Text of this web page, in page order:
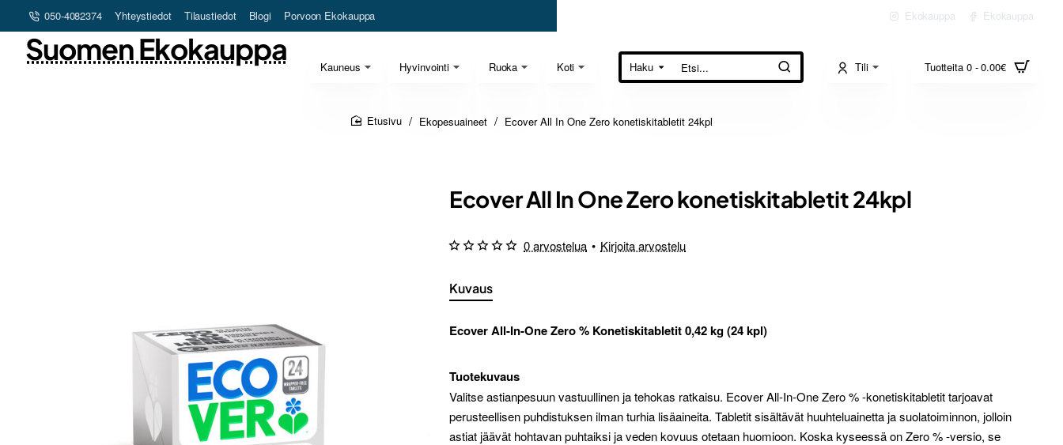
050-4082374 Yhteystiedot Tilaustiedot Blogi Porvoon Ekokauppa Ekokauppa Ekokauppa
Kauneus Hyvinvointi Ruoka Koti
Suomen Ekokauppa
Haku
Etsi... Tili Tuotteita 0 - 0.00€
Ekopesuaineet Ecover All In One Zero konetiskitabletit 24kpl
Ecover All In One Zero konetiskitabletit 24kpl
Kuvaus
Ecover All-In-One Zero % Konetiskitabletit 0,42 kg (24 kpl)
Tuotekuvaus
Valitse astianpesuun vastuullinen ja tehokas ratkaisu. Ecover All-In-One Zero % -konetiskitabletit tarjoavat
perusteellisen puhdistuksen ilman turhia lisäaineita. Tabletit sisältävät huuhteluainetta ja suolatoiminnon, jolloin
astiat jäävät hohtavan puhtaiksi ja veden kovuus otetaan huomioon. Koska kyseessä on Zero % -versio, se
0 arvostelua • Kirjoita arvostelu